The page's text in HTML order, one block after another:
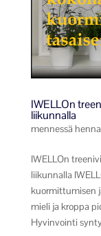
IWELLOn
liikunnalla
mennessä henna
IWELLOn
liikunnalla
kuormittumisen
mieli ja kroppa
Hyvinvointi